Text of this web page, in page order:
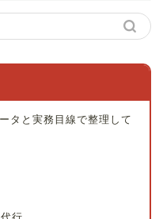
タと実務目線で整理して